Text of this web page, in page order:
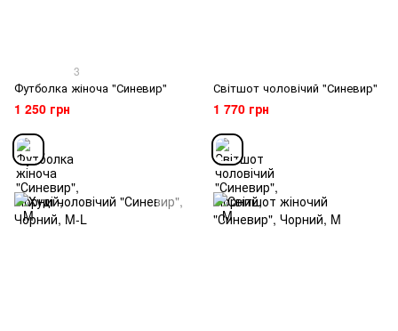
3
Футболка жіноча "Синевир"
1 250 грн
Світшот чоловічий "Синевир"
1 770 грн